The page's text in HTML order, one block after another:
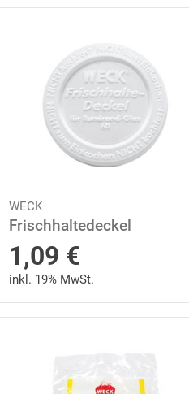
WECK
Frischhaltedeckel
1,09 €
inkl. 19% MwSt.